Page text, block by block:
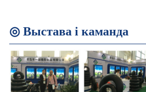
◎ Выстава і каманда